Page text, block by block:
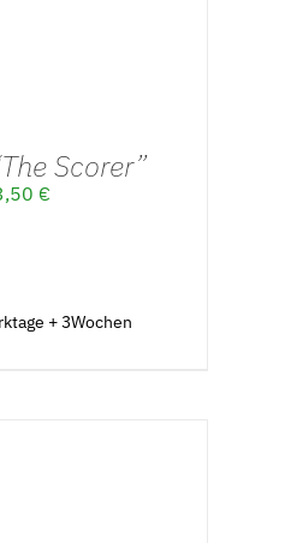
Scorer”
€
+ 3Wochen